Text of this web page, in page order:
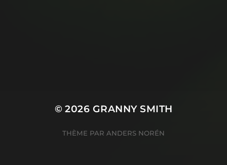
© 2026 GRANNY SMITH
THÈME PAR ANDERS NORÉN